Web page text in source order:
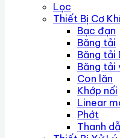
Lọc
Thiết Bị Cơ
Bạc đạn
Băng tải
Băng tải
Băng tải
Con lăn
Khớp nối
Linear
Phớt
Thanh